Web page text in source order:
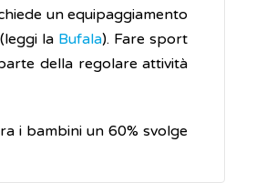
un equipaggiamento
la Bufala). Fare sport
della regolare attività
i bambini un 60% svolge